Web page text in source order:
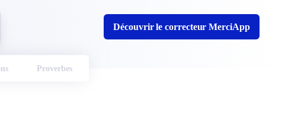
Découvrir le correcteur MerciApp
Proverbes